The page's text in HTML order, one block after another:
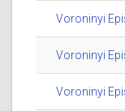
Voroninyi
Voroninyi
Voroninyi